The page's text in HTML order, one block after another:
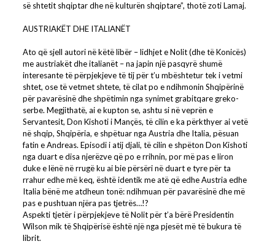
së shtetit shqiptar dhe në kulturën shqiptare”, thotë zoti Lamaj.
AUSTRIAKËT DHE ITALIANËT
Ato që sjell autori në këtë libër – lidhjet e Nolit (dhe të Konicës)
me austriakët dhe italianët – na japin një pasqyrë shumë
interesante të përpjekjeve të tij për t’u mbështetur tek i vetmi
shtet, ose të vetmet shtete, të cilat po e ndihmonin Shqipërinë
për pavarësinë dhe shpëtimin nga synimet grabitqare greko-
serbe. Megjithatë, ai e kupton se, ashtu si në veprën e
Servantesit, Don Kishoti i Mançës, të cilin e ka përkthyer ai vetë
në shqip, Shqipëria, e shpëtuar nga Austria dhe Italia, pësuan
fatin e Andreas. Episodi i atij djali, të cilin e shpëton Don Kishoti
nga duart e disa njerëzve që po e rrihnin, por më pas e liron
duke e lënë në rrugë ku ai bie përsëri në duart e tyre për ta
rrahur edhe më keq, është identik me atë që edhe Austria edhe
Italia bënë me atdheun tonë: ndihmuan për pavarësinë dhe më
pas e pushtuan njëra pas tjetrës…!?
Aspekti tjetër i përpjekjeve të Nolit për t’a bërë Presidentin
Wilson mik të Shqipërisë është një nga pjesët më të bukura të
librit.